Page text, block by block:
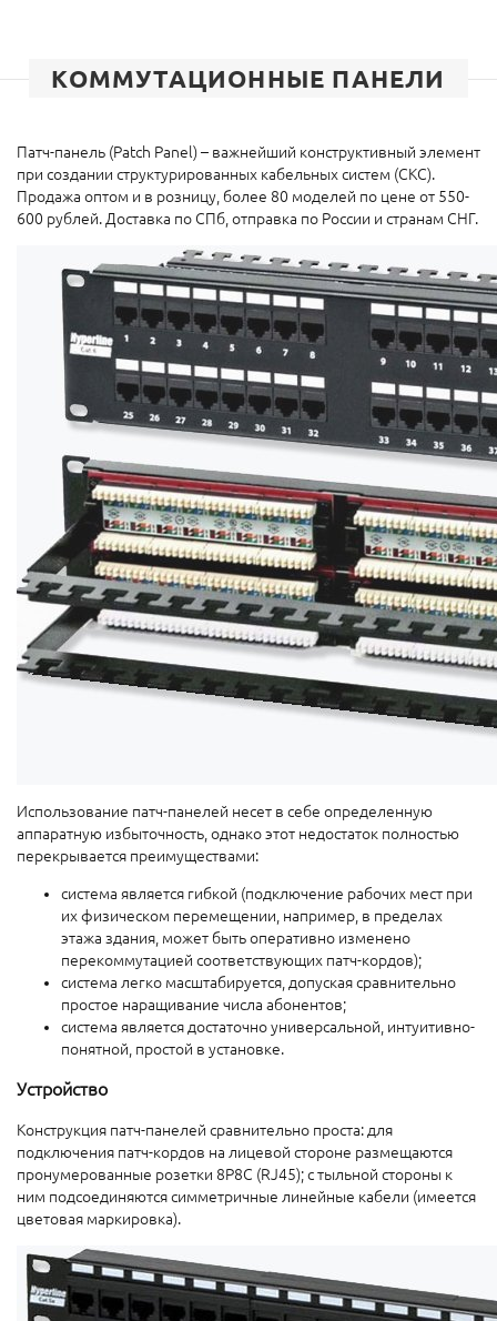
КОММУТАЦИОННЫЕ ПАНЕЛИ
Патч-панель (Patch Panel) – важнейший конструктивный элемент
при создании структурированных кабельных систем (СКС).
Продажа оптом и в розницу, более 80 моделей по цене от 550-
600 рублей. Доставка по СПб, отправка по России и странам СНГ.
Использование патч-панелей несет в себе определенную
аппаратную избыточность, однако этот недостаток полностью
перекрывается преимуществами:
система является гибкой (подключение рабочих мест при
их физическом перемещении, например, в пределах
этажа здания, может быть оперативно изменено
перекоммутацией соответствующих патч-кордов);
система легко масштабируется, допуская сравнительно
простое наращивание числа абонентов;
система является достаточно универсальной, интуитивно-
понятной, простой в установке.
Устройство
Конструкция патч-панелей сравнительно проста: для
подключения патч-кордов на лицевой стороне размещаются
пронумерованные розетки 8P8C (RJ45); с тыльной стороны к
ним подсоединяются симметричные линейные кабели (имеется
цветовая маркировка).